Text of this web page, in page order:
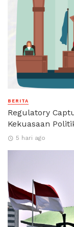
BERITA
Regulatory
Kekuasaan
5 hari ago